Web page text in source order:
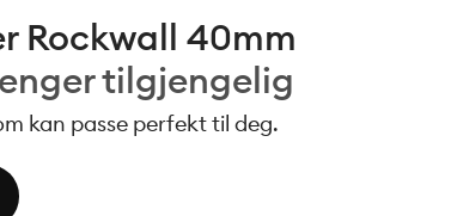
Rockwall 40mm
tilgjengelig
kan passe perfekt til deg.